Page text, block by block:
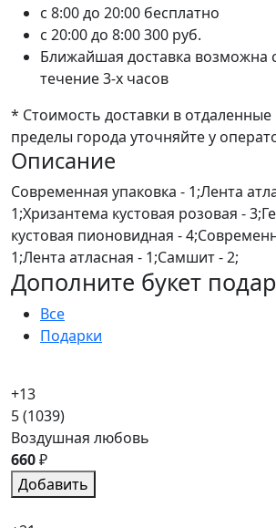
c 8:00 до 20:00 бесплатно
c 20:00 до 8:00300 руб.
Ближайшая доставка возможна
течение 3-х часов
* Стоимость доставки в
пределы города уточняйте у
Описание
Современная упаковка - 1;Лента
1;Хризантема кустовая розовая -
кустовая пионовидная -
1;Лента атласная - 1;Самшит - 2;
Дополните букет
Все
Подарки
+13
5(1039)
Воздушная любовь
660₽
Добавить